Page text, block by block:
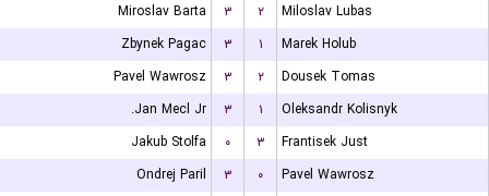
Miroslav Barta
۳ ۲
Miloslav Lubas
Zbynek Pagac
۳ ۱
Marek Holub
Pavel Wawrosz
۳ ۲
Dousek Tomas
Jan Mecl Jr.
۳ ۱
Oleksandr Kolisnyk
Jakub Stolfa
۰ ۳
Frantisek Just
Ondrej Paril
۳ ۰
Pavel Wawrosz